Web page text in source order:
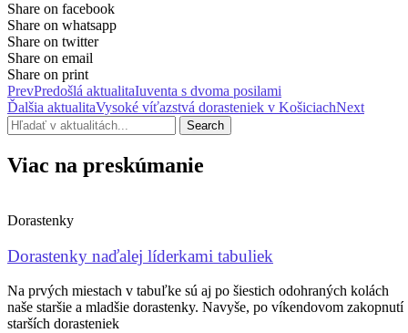
Share on facebook
Share on whatsapp
Share on twitter
Share on email
Share on print
PrevPredošlá aktualitaIuventa s dvoma posilami
Ďalšia aktualitaVysoké víťazstvá dorasteniek v KošiciachNext
Search
Viac na preskúmanie
Dorastenky
Dorastenky naďalej líderkami tabuliek
Na prvých miestach v tabuľke sú aj po šiestich odohraných kolách
naše staršie a mladšie dorastenky. Navyše, po víkendovom zakopnutí
starších dorasteniek